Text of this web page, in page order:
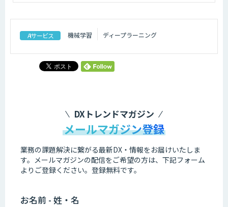
AIサービス 機械学習 ディープラーニング
DXトレンドマガジン
メールマガジン登録
業務の課題解決に繋がる最新DX・情報をお届けいたしま
す。 メールマガジンの配信をご希望の方は、下記フォーム
よりご登録ください。登録無料です。
お名前 - 姓・名